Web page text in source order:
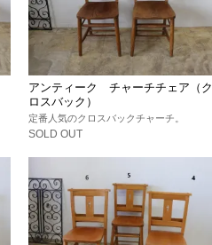
アンティーク チャーチチェア（ク
ロスバック）
定番人気のクロスバックチャーチ。
SOLD OUT